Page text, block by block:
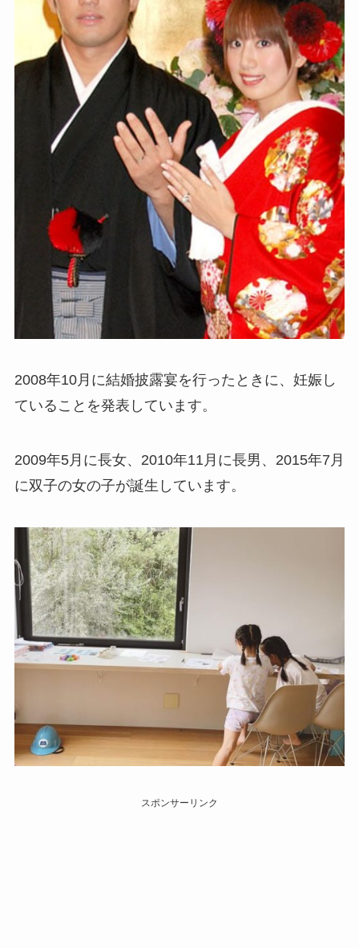
2008年10月に結婚披露宴を行ったときに、妊娠し
ていることを発表しています。
2009年5月に長女、2010年11月に長男、2015年7月
に双子の女の子が誕生しています。
スポンサーリンク